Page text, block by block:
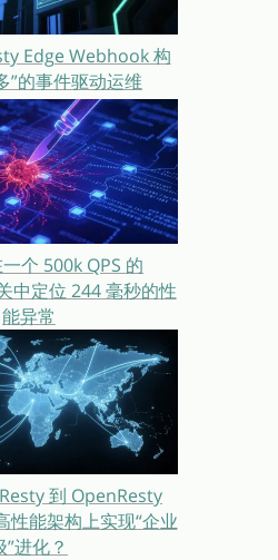
Edge Webhook 构
”的事件驱动运维
个 500k QPS 的
中定位 244 毫秒的性
能异常
到 OpenResty
性能架构上实现“企业
”进化？